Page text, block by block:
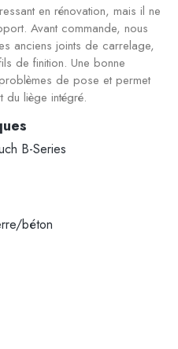
en rénovation, mais il ne
Avant commande, nous
anciens joints de carrelage,
de finition. Une bonne
de pose et permet
du liège intégré.
B-Series
béton